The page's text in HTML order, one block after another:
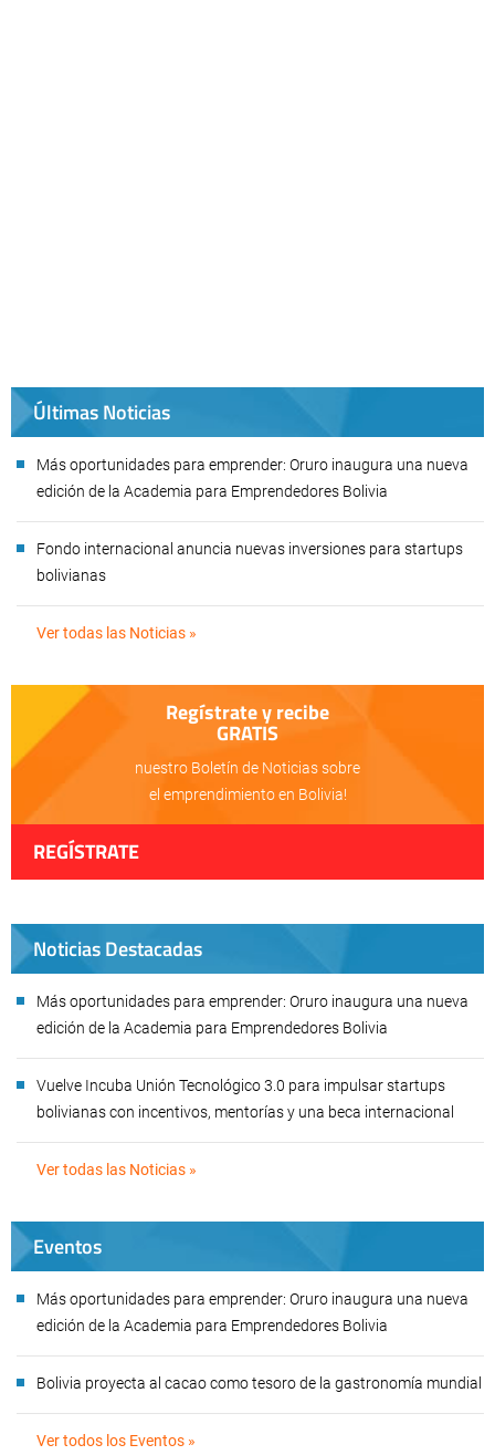
Últimas Noticias
Más oportunidades para emprender: Oruro inaugura una nueva
edición de la Academia para Emprendedores Bolivia
Fondo internacional anuncia nuevas inversiones para startups
bolivianas
Ver todas las Noticias »
Regístrate y recibe
GRATIS
nuestro Boletín de Noticias sobre
el emprendimiento en Bolivia!
REGÍSTRATE
Noticias Destacadas
Más oportunidades para emprender: Oruro inaugura una nueva
edición de la Academia para Emprendedores Bolivia
Vuelve Incuba Unión Tecnológico 3.0 para impulsar startups
bolivianas con incentivos, mentorías y una beca internacional
Ver todas las Noticias »
Eventos
Más oportunidades para emprender: Oruro inaugura una nueva
edición de la Academia para Emprendedores Bolivia
Bolivia proyecta al cacao como tesoro de la gastronomía mundial
Ver todos los Eventos »